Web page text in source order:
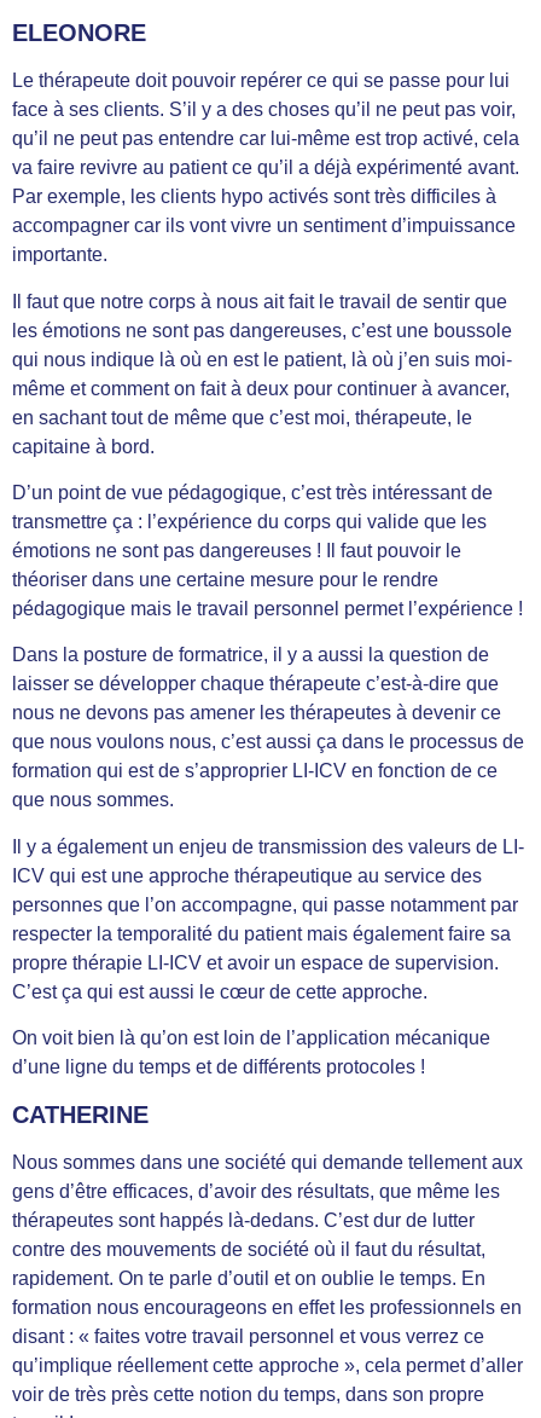
ELEONORE
Le thérapeute doit pouvoir repérer ce qui se passe pour lui
face à ses clients. S’il y a des choses qu’il ne peut pas voir,
qu’il ne peut pas entendre car lui-même est trop activé, cela
va faire revivre au patient ce qu’il a déjà expérimenté avant.
Par exemple, les clients hypo activés sont très difficiles à
accompagner car ils vont vivre un sentiment d’impuissance
importante.
Il faut que notre corps à nous ait fait le travail de sentir que
les émotions ne sont pas dangereuses, c’est une boussole
qui nous indique là où en est le patient, là où j’en suis moi-
même et comment on fait à deux pour continuer à avancer,
en sachant tout de même que c’est moi, thérapeute, le
capitaine à bord.
D’un point de vue pédagogique, c’est très intéressant de
transmettre ça : l’expérience du corps qui valide que les
émotions ne sont pas dangereuses ! Il faut pouvoir le
théoriser dans une certaine mesure pour le rendre
pédagogique mais le travail personnel permet l’expérience !
Dans la posture de formatrice, il y a aussi la question de
laisser se développer chaque thérapeute c’est-à-dire que
nous ne devons pas amener les thérapeutes à devenir ce
que nous voulons nous, c’est aussi ça dans le processus de
formation qui est de s’approprier LI-ICV en fonction de ce
que nous sommes.
Il y a également un enjeu de transmission des valeurs de LI-
ICV qui est une approche thérapeutique au service des
personnes que l’on accompagne, qui passe notamment par
respecter la temporalité du patient mais également faire sa
propre thérapie LI-ICV et avoir un espace de supervision.
C’est ça qui est aussi le cœur de cette approche.
On voit bien là qu’on est loin de l’application mécanique
d’une ligne du temps et de différents protocoles !
CATHERINE
Nous sommes dans une société qui demande tellement aux
gens d’être efficaces, d’avoir des résultats, que même les
thérapeutes sont happés là-dedans. C’est dur de lutter
contre des mouvements de société où il faut du résultat,
rapidement. On te parle d’outil et on oublie le temps. En
formation nous encourageons en effet les professionnels en
disant : « faites votre travail personnel et vous verrez ce
qu’implique réellement cette approche », cela permet d’aller
voir de très près cette notion du temps, dans son propre